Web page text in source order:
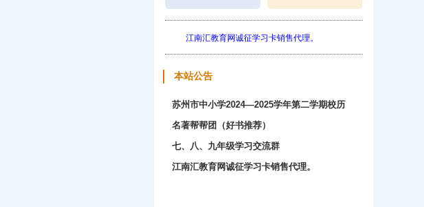
江南汇教育网诚征学习卡销售代理。
苏州市中小学2024—2025学年第二学期校历
本站公告
苏州市中小学2024—2025学年第二学期校历
名著帮帮团（好书推荐）
七、八、九年级学习交流群
江南汇教育网诚征学习卡销售代理。